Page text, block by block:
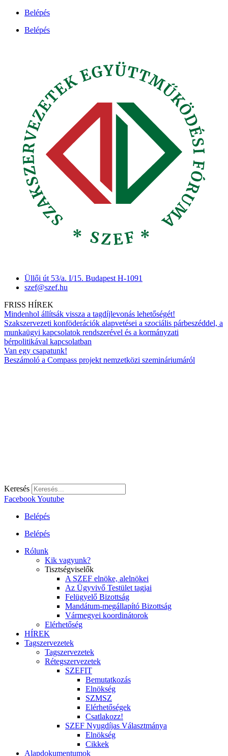
Ugrás
tartalomhoz
Belépés
Belépés
Üllői út 53/a. I/15. Budapest H-1091
szef@szef.hu
FRISS HÍREK
Mindenhol állítsák vissza a tagdíjlevonás lehetőségét!
Szakszervezeti konföderációk alapvetései a szociális párbeszéddel, a
munkaügyi kapcsolatok rendszerével és a kormányzati
bérpolitikával kapcsolatban
Van egy csapatunk!
Beszámoló a Compass projekt nemzetközi szemináriumáról
Keresés
FacebookYoutube
Belépés
Belépés
Rólunk
Kik vagyunk?
Tisztségviselők
A SZEF elnöke, alelnökei
Az Ügyvivő Testület tagjai
Felügyelő Bizottság
Mandátum-megállapító Bizottság
Vármegyei koordinátorok
Elérhetőség
HÍREK
Tagszervezetek
Tagszervezetek
Rétegszervezetek
SZEFIT
Bemutatkozás
Elnökség
SZMSZ
Elérhetőségek
Csatlakozz!
SZEF Nyugdíjas Választmánya
Elnökség
Cikkek
Alapdokumentumok